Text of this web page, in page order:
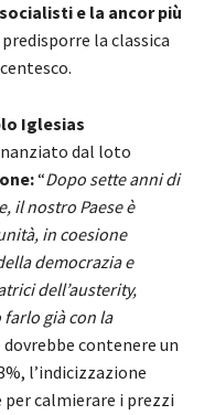
e la ancor più
la classica
Iglesias
dal loto
“Dopo sette anni di
il nostro Paese è
in coesione
democrazia e
dell’austerity,
già con la
dovrebbe contenere un
l’indicizzazione
calmierare i prezzi